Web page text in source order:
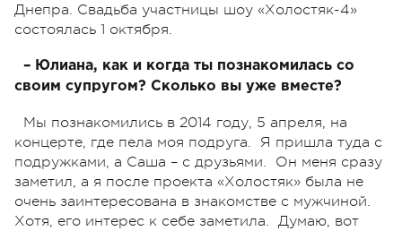
Днепра. Свадьба участницы шоу «Холостяк-4»
состоялась 1 октября.
– Юлиана, как и когда ты познакомилась со
своим супругом? Сколько вы уже вместе?
Мы познакомились в 2014 году, 5 апреля, на
концерте, где пела моя подруга. Я пришла туда с
подружками, а Саша – с друзьями. Он меня сразу
заметил, а я после проекта «Холостяк» была не
очень заинтересована в знакомстве с мужчиной.
Хотя, его интерес к себе заметила. Думаю, вот